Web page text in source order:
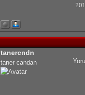
tanercndn
taner candan